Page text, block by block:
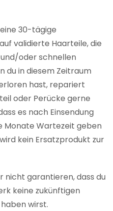
30-tägige
validierte Haarteile, die
oder schnellen
du in diesem Zeitraum
hast, repariert
oder Perücke gerne
es nach Einsendung
Monate Wartezeit geben
kein Ersatzprodukt zur
nicht garantieren, dass du
keine zukünftigen
wirst.